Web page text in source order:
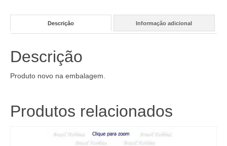
Descrição Informação adicional
Descrição
Produto novo na embalagem.
Produtos relacionados